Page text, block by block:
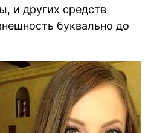
и других средств
буквально до